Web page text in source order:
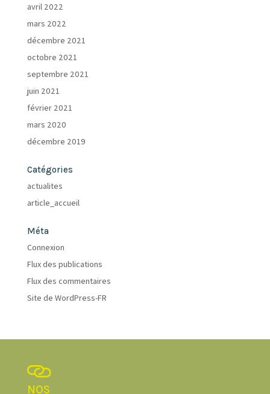
avril 2022
mars 2022
décembre 2021
octobre 2021
septembre 2021
juin 2021
février 2021
mars 2020
décembre 2019
Catégories
actualites
article_accueil
Méta
Connexion
Flux des publications
Flux des commentaires
Site de WordPress-FR
NOS